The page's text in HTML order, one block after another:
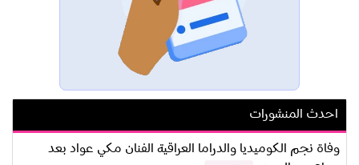
احدث المنشورات
وفاة نجم الكوميديا والدراما العراقية الفنان مكي عواد بعد